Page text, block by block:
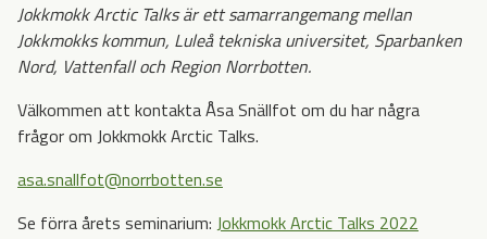
Jokkmokk Arctic Talks är ett samarrangemang mellan
Jokkmokks kommun, Luleå tekniska universitet, Sparbanken
Nord, Vattenfall och Region Norrbotten.
Välkommen att kontakta Åsa Snällfot om du har några
frågor om Jokkmokk Arctic Talks.
asa.snallfot@norrbotten.se
Se förra årets seminarium: Jokkmokk Arctic Talks 2022